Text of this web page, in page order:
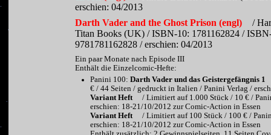
erschien: 04/2013
Darth Vader and the Ghost Prison (engl)
/
Titan Books (UK) / ISBN-10: 1781162824 /
9781781162828 / erschien: 04/2013
Ein paar Monate nach Episode III
Enthält die Einzelcomic-Hefte:
Panini 100:Darth Vader und das Geistergefängnis 1
€ / 44 Seiten / gedruckt in Italien / Panini Verlag /
Variant Heft
/ Limitiert auf 1.000 Stück / 10 € /
erschien: 18-21/10/2012 zur Comic-Action in Essen
Variant Heft
/ Limitiert auf 100 Stück / 100 € /
erschien: 18-21/10/2012 zur Comic-Action in Essen